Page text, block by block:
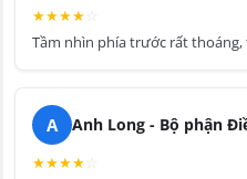
★★★★
Tầm nhìn phía trước rất
A
Anh Long - Bộ phận
★★★★